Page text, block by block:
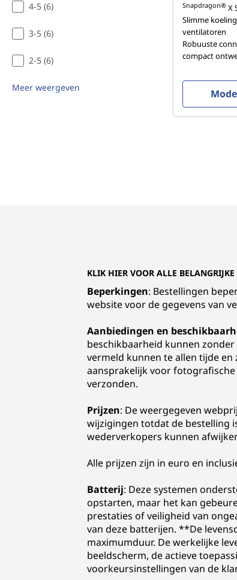
4-5 (6)
3-5 (6)
2-5 (6)
Meer weergeven
Snapdragon® X
Slimme
ventilatoren
Robuuste
compact
KLIK HIER VOOR ALLE
Beperkingen: Bestellingen
website voor de gegevens van
Aanbiedingen en
beschikbaarheid kunnen
vermeld kunnen te allen tijde
aansprakelijk voor
verzonden.
Prijzen: De weergegeven
wijzigingen totdat de bestelling
wederverkopers kunnen
Alle prijzen zijn in euro en
Batterij: Deze systemen
opstarten, maar het kan
prestaties of veiligheid van
van deze batterijen. **De
maximumduur. De werkelijke
beeldscherm, de actieve
voorkeursinstellingen van de